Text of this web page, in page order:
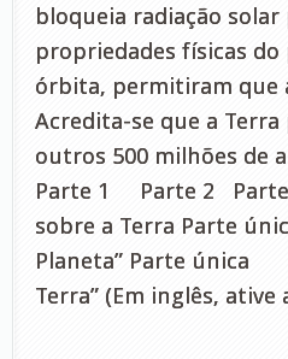
bloqueia radiação
propriedades físicas
órbita, permitiram que
Acredita-se que a
outros 500 milhões de
Parte 1 Parte 2
sobre a Terra Parte
Planeta” Parte única
Terra” (Em inglês,